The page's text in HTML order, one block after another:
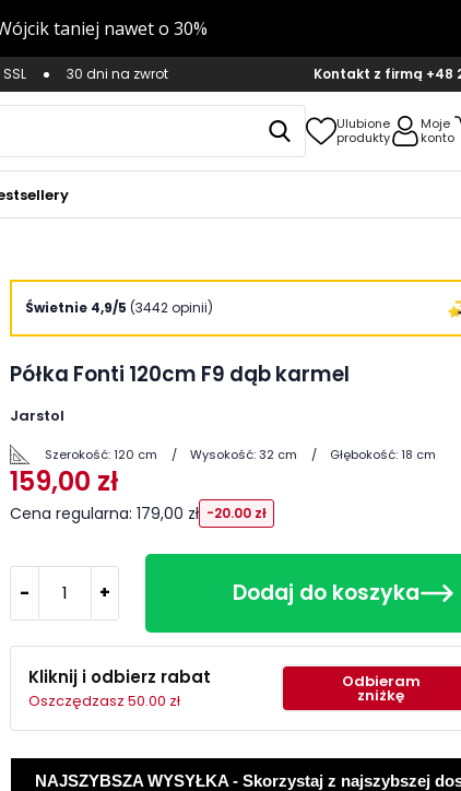
30 dni na zwrot Kontakt z firmą +48
Ulubione
produkty
Moje
konto
Świetnie 4,9/5 (3442 opinii)
Półka Fonti 120cm F9 dąb karmel
Jarstol
Szerokość:120 cm Wysokość:32 cm Głębokość:18 cm
159,00 zł
Cena regularna: 179,00 zł -20.00 zł
- + Dodaj do koszyka
Kliknij i odbierz rabat
Oszczędzasz 50.00 zł
Odbieram
zniżkę
NAJSZYBSZA WYSYŁKA - Skorzystaj z najszybszej